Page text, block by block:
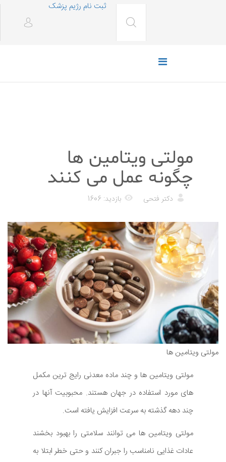
ثبت نام رژیم پزشک
مولتی ویتامین ها
چگونه عمل می کنند
دکتر فتحی بازدید: 1606
مولتی ویتامین ها
مولتی ویتامین ها و چند ماده معدنی رایج ترین مکمل
های مورد استفاده در جهان هستند. محبوبیت آنها در
چند دهه گذشته به سرعت افزایش یافته است.
مولتی ویتامین ها می توانند سلامتی را بهبود بخشند
عادات غذایی نامناسب را جبران کنند و حتی خطر ابتلا به